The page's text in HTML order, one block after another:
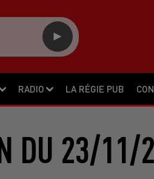
RADIO LA RÉGIE PUB
DU 23/